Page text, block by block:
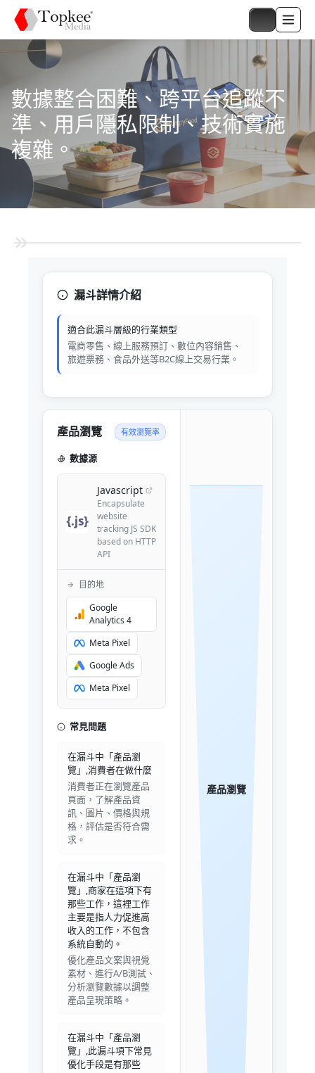
數據整合困難、跨平台追蹤不
準、用戶隱私限制、技術實施
複雜。
漏斗詳情介紹
適合此漏斗層級的行業類型
電商零售、線上服務預訂、數位內容銷售、
旅遊票務、食品外送等B2C線上交易行業。
產品瀏覽 有效瀏覽率
數據源
Javascript
Encapsulate
website
tracking JS SDK
based on HTTP
API
目的地
Google
Analytics 4
Meta Pixel
Google Ads
Meta Pixel
常見問題
在漏斗中「產品瀏
覽」,消費者在做什麼
消費者正在瀏覽產品
頁面，了解產品資
訊、圖片、價格與規
格，評估是否符合需
求。
在漏斗中「產品瀏
覽」,商家在這項下有
那些工作，這裡工作
主要是指人力促進高
收入的工作，不包含
系統自動的。
優化產品文案與視覺
素材、進行A/B測試、
分析瀏覽數據以調整
產品呈現策略。
在漏斗中「產品瀏
覽」,此漏斗項下常見
優化手段是有那些
產品瀏覽